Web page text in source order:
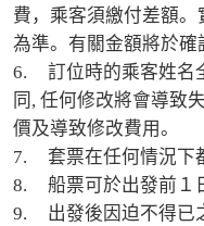
費，乘客須繳付差額
為準。有關金額將於確
6.	訂位時的乘客姓名全寫必須與旅遊證件上的全名相
同, 任何修改將會導致
價及導致修改費用。
7.	套票在任何情況下都不能更改，轉讓或退還款項。
8.	船票可於出發前１日內領取。
9.	出發後因迫不得已之理由(如戰爭、政治動盪、天